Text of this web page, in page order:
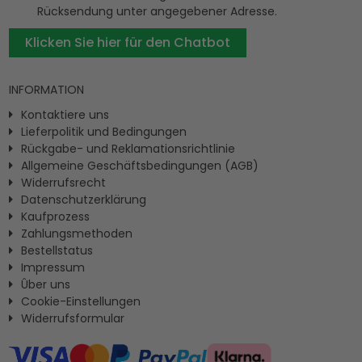
Rücksendung unter angegebener Adresse.
Klicken Sie hier für den Chatbot
INFORMATION
Kontaktiere uns
Lieferpolitik und Bedingungen
Rückgabe- und Reklamationsrichtlinie
Allgemeine Geschäftsbedingungen (AGB)
Widerrufsrecht
Datenschutzerklärung
Kaufprozess
Zahlungsmethoden
Bestellstatus
Impressum
Ûber uns
Cookie-Einstellungen
Widerrufsformular